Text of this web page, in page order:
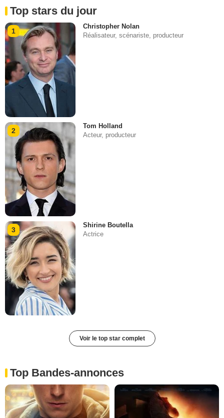
Top stars du jour
1
Christopher Nolan
Réalisateur, scénariste, producteur
2
Tom Holland
Acteur, producteur
3
Shirine Boutella
Actrice
Voir le top star complet
Top Bandes-annonces